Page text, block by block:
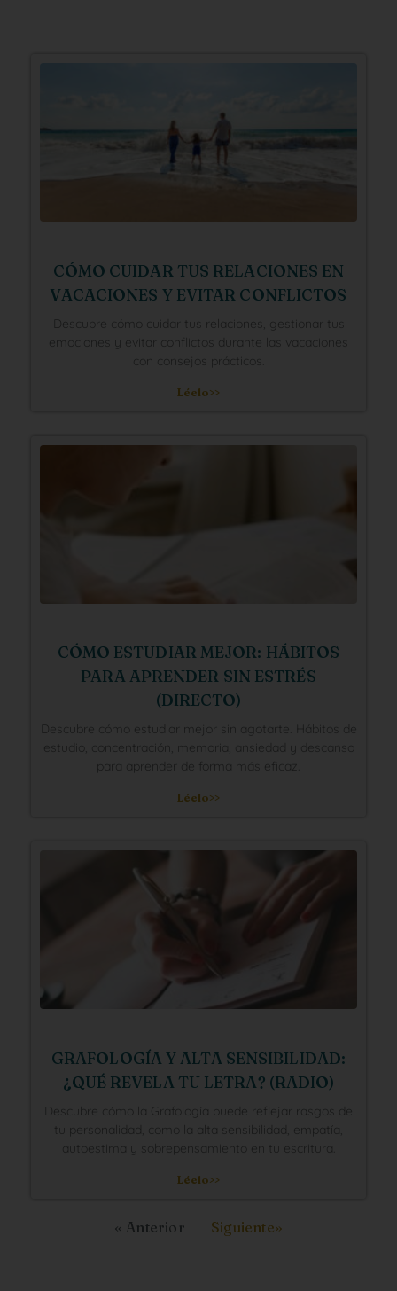
CÓMO CUIDAR TUS RELACIONES EN
VACACIONES Y EVITAR CONFLICTOS
Descubre cómo cuidar tus relaciones, gestionar tus
emociones y evitar conflictos durante las vacaciones
con consejos prácticos.
Léelo>>
CÓMO ESTUDIAR MEJOR: HÁBITOS
PARA APRENDER SIN ESTRÉS
(DIRECTO)
Descubre cómo estudiar mejor sin agotarte. Hábitos de
estudio, concentración, memoria, ansiedad y descanso
para aprender de forma más eficaz.
Léelo>>
GRAFOLOGÍA Y ALTA SENSIBILIDAD:
¿QUÉ REVELA TU LETRA? (RADIO)
Descubre cómo la Grafología puede reflejar rasgos de
tu personalidad, como la alta sensibilidad, empatía,
autoestima y sobrepensamiento en tu escritura.
Léelo>>
« Anterior Siguiente»